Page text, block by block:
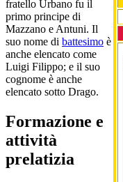
fratello Urbano fu il
primo principe di
Mazzano e Antuni. Il
suo nome di battesimo è
anche elencato come
Luigi Filippo; e il suo
cognome è anche
elencato sotto Drago.
Formazione e
attività
prelatizia